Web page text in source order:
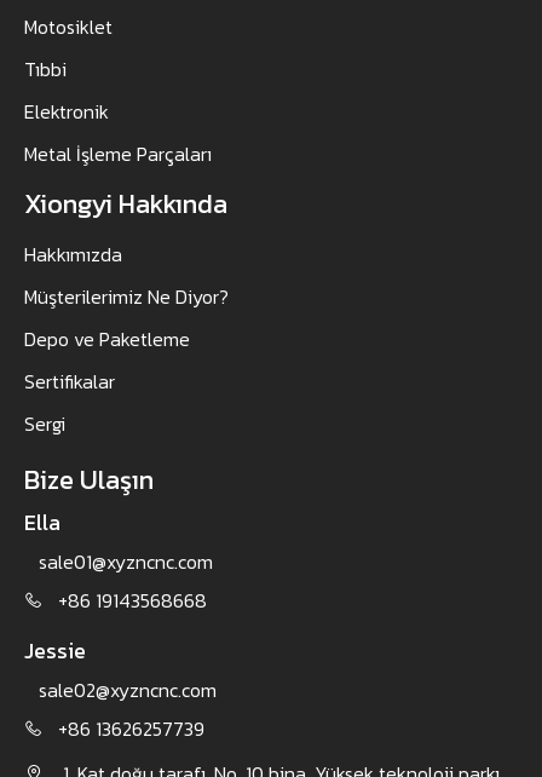
Motosiklet
Tıbbi
Elektronik
Metal İşleme Parçaları
Xiongyi Hakkında
Hakkımızda
Müşterilerimiz Ne Diyor?
Depo ve Paketleme
Sertifikalar
Sergi
Bize Ulaşın
Ella
sale01@xyzncnc.com
 +86 19143568668
Jessie
sale02@xyzncnc.com
 +86 13626257739
